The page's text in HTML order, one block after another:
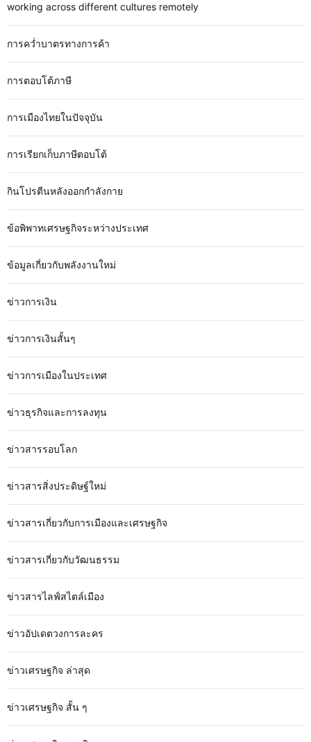
working across different cultures remotely
การคว่ำบาตรทางการค้า
การตอบโต้ภาษี
การเมืองไทยในปัจจุบัน
การเรียกเก็บภาษีตอบโต้
กินโปรตีนหลังออกกำลังกาย
ข้อพิพาทเศรษฐกิจระหว่างประเทศ
ข้อมูลเกี่ยวกับพลังงานใหม่
ข่าวการเงิน
ข่าวการเงินสั้นๆ
ข่าวการเมืองในประเทศ
ข่าวธุรกิจและการลงทุน
ข่าวสารรอบโลก
ข่าวสารสิ่งประดิษฐ์ใหม่
ข่าวสารเกี่ยวกับการเมืองและเศรษฐกิจ
ข่าวสารเกี่ยวกับวัฒนธรรม
ข่าวสารไลฟ์สไตล์เมือง
ข่าวอัปเดตวงการละคร
ข่าวเศรษฐกิจ ล่าสุด
ข่าวเศรษฐกิจ สั้น ๆ